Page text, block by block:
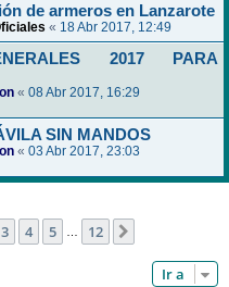
de armeros en Lanzarote
« 18 Abr 2017, 12:49
2017 PARA
« 08 Abr 2017, 16:29
SIN MANDOS
« 03 Abr 2017, 23:03
de 12
3 4 5 … 12
Ir a